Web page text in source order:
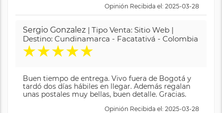
Opinión Recibida el: 2025-03-28
Sergio Gonzalez | Tipo Venta: Sitio Web |
Destino: Cundinamarca - Facatativá - Colombia
★★★★★
Buen tiempo de entrega. Vivo fuera de Bogotá y
tardó dos días hábiles en llegar. Además regalan
unas postales muy bellas, buen detalle. Gracias.
Opinión Recibida el: 2025-03-28